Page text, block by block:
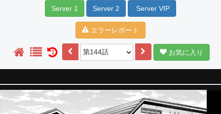
Server 1 Server 2 Server VIP
エラーレポート
1 お気に入り